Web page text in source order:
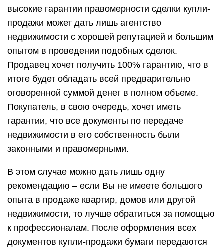
высокие гарантии правомерности сделки купли-
продажи может дать лишь агентство
недвижимости с хорошей репутацией и большим
опытом в проведении подобных сделок.
Продавец хочет получить 100% гарантию, что в
итоге будет обладать всей предварительно
оговоренной суммой денег в полном объеме.
Покупатель, в свою очередь, хочет иметь
гарантии, что все документы по передаче
недвижимости в его собственность были
законными и правомерными.
В этом случае можно дать лишь одну
рекомендацию – если Вы не имеете большого
опыта в продаже квартир, домов или другой
недвижимости, то лучше обратиться за помощью
к профессионалам. После оформления всех
документов купли-продажи бумаги передаются